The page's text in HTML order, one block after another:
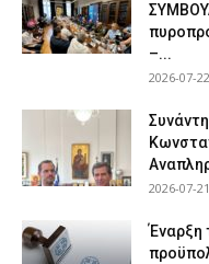
–...
2026-07-22
2026-07-21
Έναρξη